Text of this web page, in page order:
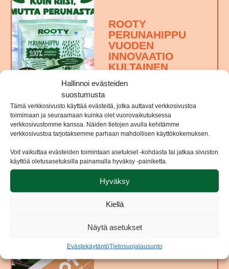
Hallinnoi evästeiden
suostumusta
Tämä verkkosivusto käyttää evästeitä, jotka auttavat verkkosivustoa
toimimaan ja seuraamaan kuinka olet vuorovaikutuksessa
verkkosivustomme kanssa. Näiden tietojen avulla kehitämme
verkkosivustoa tarjotaksemme parhaan mahdollisen käyttökokemuksen.
Voit vaikuttaa evästeiden toimintaan asetukset -kohdasta tai jatkaa sivuston
käyttöä oletusasetuksilla painamalla hyväksy -painiketta.
Hyväksy
Kiellä
Näytä asetukset
EvästekäytäntöTietosuojalausunto
ROOTY
PERUNAHIPPU
VUODEN
INNOVAATIO
KULTAINEN
PIPPURI -
KILPAILUSSA
ROOTY-
KILPAILU-
MAAILMALLA